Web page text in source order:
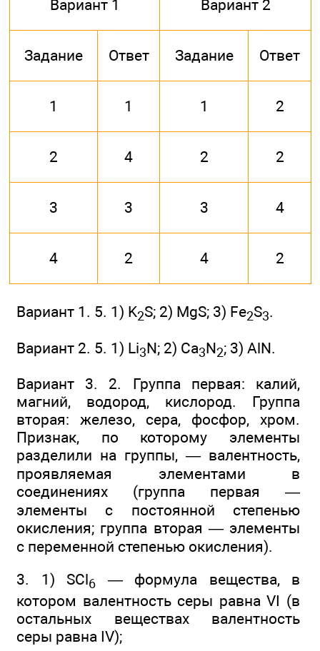
Вариант 1 Вариант 2
Задание Ответ Задание Ответ
1 1 1 2
2 4 2 2
3 3 3 4
4 2 4 2
Вариант 1. 5. 1) K2S; 2) MgS; 3) Fe2S3.
Вариант 2. 5. 1) Li3N; 2) Ca3N2; 3) AlN.
Вариант 3. 2. Группа первая: калий,
магний, водород, кислород. Группа
вторая: железо, сера, фосфор, хром.
Признак, по которому элементы
разделили на группы, — валентность,
проявляемая элементами в
соединениях (группа первая —
элементы с постоянной степенью
окисления; группа вторая — элементы
с переменной степенью окисления).
3. 1) SCl6
— формула вещества, в
котором валентность серы равна VI (в
остальных веществах валентность
серы равна IV);